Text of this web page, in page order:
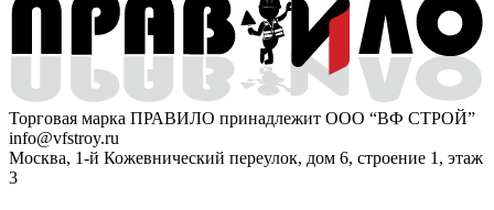
Торговая марка ПРАВИЛО принадлежит ООО “ВФ СТРОЙ”
info@vfstroy.ru
Москва, 1-й Кожевнический переулок, дом 6, строение 1, этаж
3